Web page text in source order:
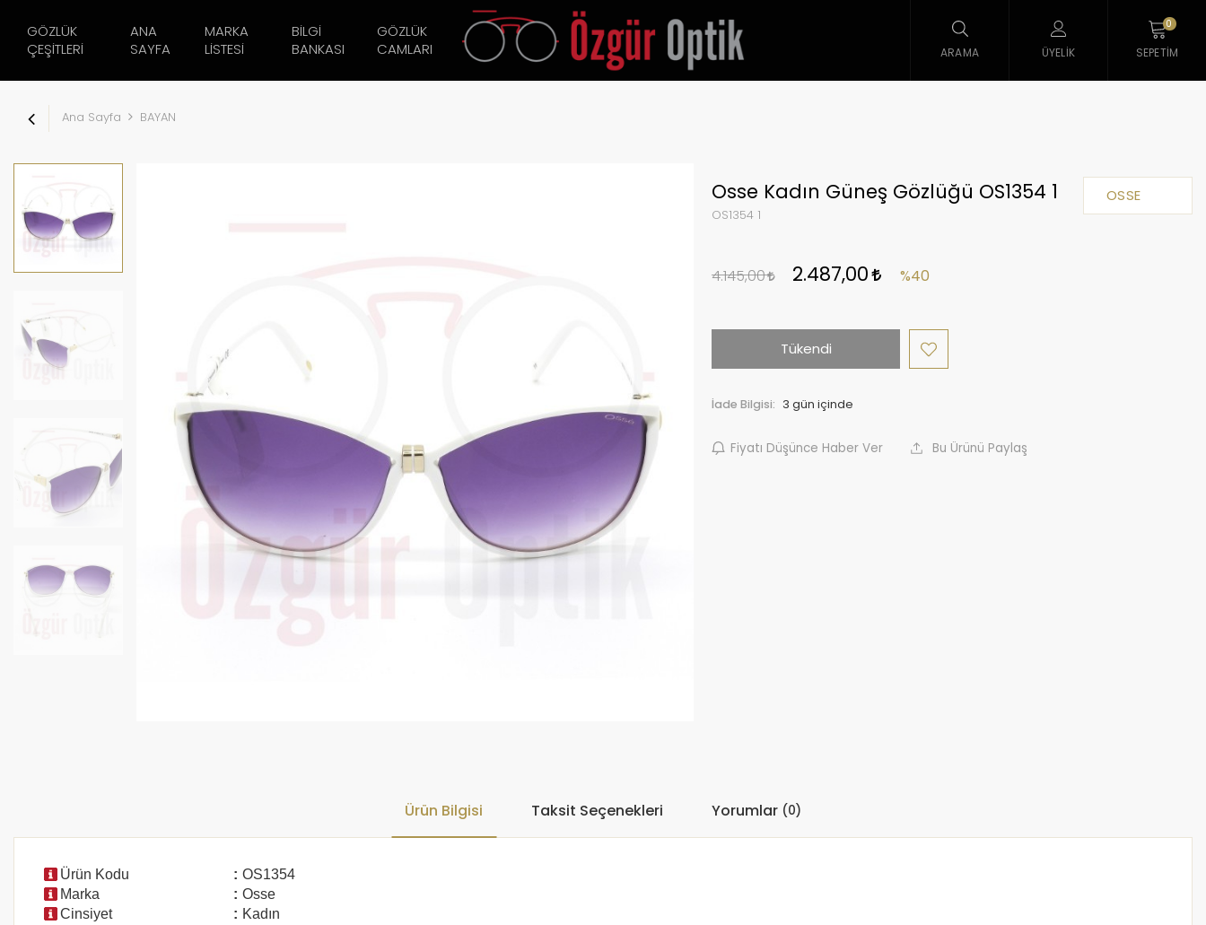
GÖZLÜK
ÇEŞITLERI
ANA
SAYFA
MARKA
LISTESI
BILGI
BANKASI
GÖZLÜK
CAMLARI
ARAMA ÜYELIK
0
SEPETIM
Ana Sayfa BAYAN
OSSE
Osse Kadın Güneş Gözlüğü OS1354 1
OS1354 1
4.145,00 2.487,00 %40
Tükendi
İade Bilgisi:
Fiyatı Düşünce Haber Ver Bu Ürünü Paylaş
Ürün Bilgisi Taksit Seçenekleri Yorumlar (0)
Ürün Kodu : OS1354
Marka
: Osse
Cinsiyet
: Kadın